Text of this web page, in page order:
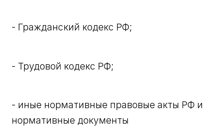
- Гражданский кодекс РФ;
- Трудовой кодекс РФ;
- иные нормативные правовые акты РФ и
нормативные документы